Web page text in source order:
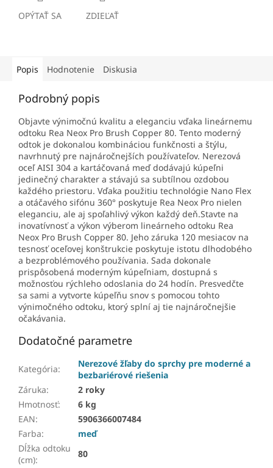
OPÝTAŤ SA ZDIEĽAŤ
Popis Hodnotenie Diskusia
Podrobný popis
Objavte výnimočnú kvalitu a eleganciu vďaka lineárnemu
odtoku Rea Neox Pro Brush Copper 80. Tento moderný
odtok je dokonalou kombináciou funkčnosti a štýlu,
navrhnutý pre najnáročnejších používateľov. Nerezová
oceľ AISI 304 a kartáčovaná meď dodávajú kúpeľni
jedinečný charakter a stávajú sa subtílnou ozdobou
každého priestoru. Vďaka použitiu technológie Nano Flex
a otáčavého sifónu 360° poskytuje Rea Neox Pro nielen
eleganciu, ale aj spoľahlivý výkon každý deň.Stavte na
inovatívnosť a výkon výberom lineárneho odtoku Rea
Neox Pro Brush Copper 80. Jeho záruka 120 mesiacov na
tesnosť oceľovej konštrukcie poskytuje istotu dlhodobého
a bezproblémového používania. Sada dokonale
prispôsobená moderným kúpeľniam, dostupná s
možnosťou rýchleho odoslania do 24 hodín. Presvedčte
sa sami a vytvorte kúpeľňu snov s pomocou tohto
výnimočného odtoku, ktorý splní aj tie najnáročnejšie
očakávania.
Dodatočné parametre
Kategória:
Nerezové žľaby do sprchy pre moderné a
bezbariérové riešenia
Záruka:
2 roky
Hmotnosť:
6 kg
EAN:
5906366007484
Farba:
meď
Dĺžka odtoku
(cm):
80